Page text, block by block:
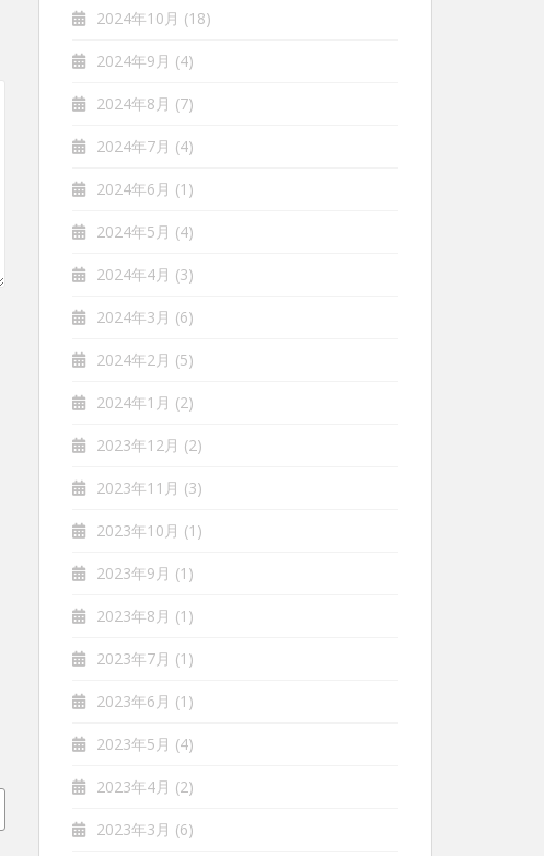
2024年10月 (18)
2024年9月 (4)
2024年8月 (7)
2024年7月 (4)
2024年6月 (1)
2024年5月 (4)
2024年4月 (3)
2024年3月 (6)
2024年2月 (5)
2024年1月 (2)
2023年12月 (2)
2023年11月 (3)
2023年10月 (1)
2023年9月 (1)
2023年8月 (1)
2023年7月 (1)
2023年6月 (1)
2023年5月 (4)
2023年4月 (2)
2023年3月 (6)